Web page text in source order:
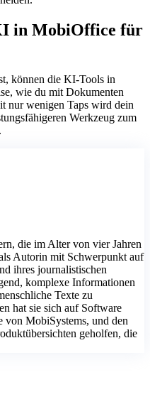
in MobiOffice für
können die KI-Tools in
wie du mit Dokumenten
nur wenigen Taps wird dein
Werkzeug zum
die im Alter von vier Jahren
Autorin mit Schwerpunkt auf
ihres journalistischen
komplexe Informationen
Texte zu
hat sie sich auf Software
von MobiSystems, und den
geholfen, die